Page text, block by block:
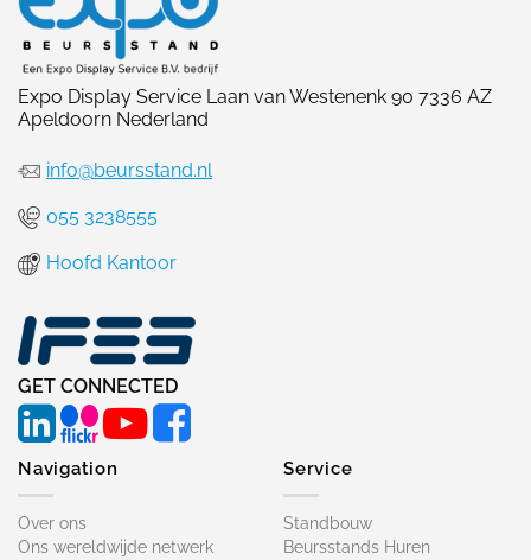
Expo Display Service Laan van Westenenk 90 7336 AZ
Apeldoorn Nederland
info@beursstand.nl
055 3238555
Hoofd Kantoor
GET CONNECTED
Navigation
Over ons
Ons wereldwijde netwerk
Service
Standbouw
Beursstands Huren